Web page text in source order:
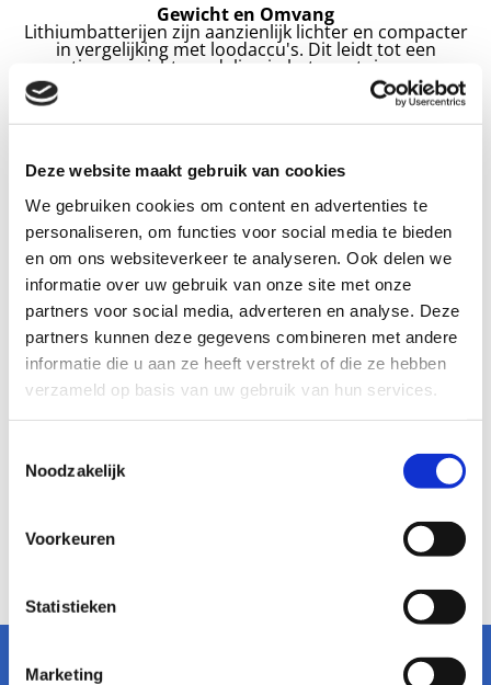
Deze website maakt gebruik van cookies
We gebruiken cookies om content en advertenties te
personaliseren, om functies voor social media te bieden
en om ons websiteverkeer te analyseren. Ook delen we
informatie over uw gebruik van onze site met onze
partners voor social media, adverteren en analyse. Deze
partners kunnen deze gegevens combineren met andere
informatie die u aan ze heeft verstrekt of die ze hebben
verzameld op basis van uw gebruik van hun services.
Noodzakelijk
Voorkeuren
Statistieken
Marketing
Gewicht en Omvang
Lithiumbatterijen zijn aanzienlijk lichter en compacter
in vergelijking met loodaccu's. Dit leidt tot een
gunstiger gewichtsverdeling in het voertuig en meer
ontwerpvrijheid voor fabrikanten.
Milieuvriendelijkheid
tijdens de productie en afvalverwerking. Loodaccu's
zowel tijdens de productie als bij het verwijderen ervan
uit het voertuig een uitdaging kan zijn.
Kosten
Hoewel lithiumbatterijen aanvankelijk duurder kunnen
zijn om te produceren, kan hun langere levensduur en
hogere prestaties uiteindelijk resulteren in lagere
totale aanschaf- en gebruikskosten dan loodaccu's.
Conclusie
In essentie vertegenwoordigt de keuze tussen
loodaccu's en lithiumbatterijen dus een compromis
tussen kosten, prestaties, levensduur en
Sieberg Minicars biedt zowel lood accu's als Lithium
batterijen, neemt u gerust contact met ons op zodat